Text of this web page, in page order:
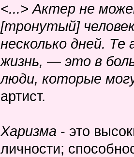
<...> Актер не
[тронутый]
несколько дней.
жизнь, — это в
люди, которые
артист.
Харизма - это
личности;